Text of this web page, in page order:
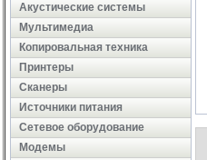
Акустические системы
Мультимедиа
Копировальная техника
Принтеры
Сканеры
Источники питания
Сетевое оборудование
Модемы